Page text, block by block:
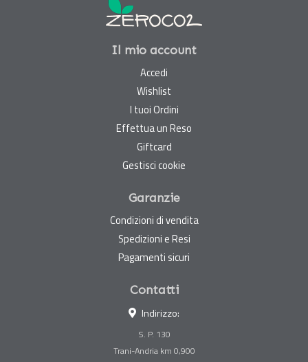
Il mio account
Accedi
Wishlist
I tuoi Ordini
Effettua un Reso
Giftcard
Gestisci cookie
Garanzie
Condizioni di vendita
Spedizioni e Resi
Pagamenti sicuri
Contatti
Indirizzo:
S. P. 130
Trani-Andria km 0,900